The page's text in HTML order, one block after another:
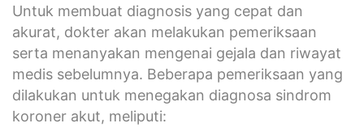
Untuk membuat diagnosis yang cepat dan
akurat, dokter akan melakukan pemeriksaan
serta menanyakan mengenai gejala dan riwayat
medis sebelumnya. Beberapa pemeriksaan yang
dilakukan untuk menegakan diagnosa sindrom
koroner akut, meliputi: